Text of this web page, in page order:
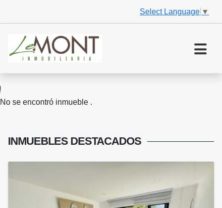
Select Language ▼
No se encontró inmueble .
INMUEBLES DESTACADOS